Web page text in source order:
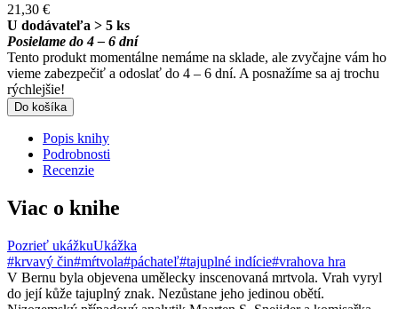
21,30 €
U dodávateľa > 5 ks
Posielame do 4 – 6 dní
Tento produkt momentálne nemáme na sklade, ale zvyčajne vám ho
vieme zabezpečiť a odoslať do 4 – 6 dní. A posnažíme sa aj trochu
rýchlejšie!
Do košíka
Popis knihy
Podrobnosti
Recenzie
Viac o knihe
Pozrieť ukážkuUkážka
#krvavý čin#mŕtvola#páchateľ#tajuplné indície#vrahova hra
V Bernu byla objevena umělecky inscenovaná mrtvola. Vrah vyryl
do její kůže tajuplný znak. Nezůstane jeho jedinou obětí.